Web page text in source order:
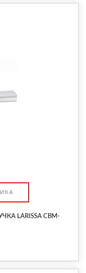
LARISSA CBM-